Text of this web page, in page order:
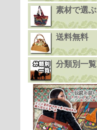
素材で選ぶ
送料無料
分類別一覧